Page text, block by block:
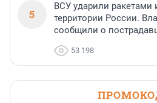
5
ВСУ ударили ракетами
территории России.
сообщили о
53 198